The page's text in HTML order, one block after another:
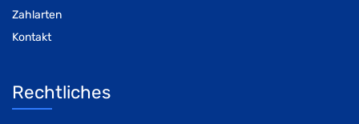
Zahlarten
Kontakt
Rechtliches